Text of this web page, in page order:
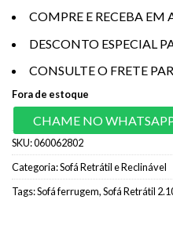
COMPRE E RECEBA EM
DESCONTO ESPECIAL
CONSULTE O FRETE
Fora de estoque
CHAME NO
SKU:060062802
Categoria:Sofá Retrátil e Reclinável
Tags:Sofá ferrugem,Sofá Retrátil